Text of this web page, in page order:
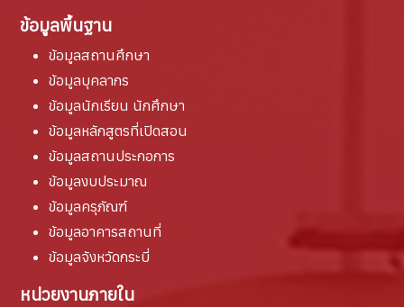
ข้อมูลพื้นฐาน
ข้อมูลสถานศึกษา
ข้อมูลบุคลากร
ข้อมูลนักเรียน นักศึกษา
ข้อมูลหลักสูตรที่เปิดสอน
ข้อมูลสถานประกอการ
ข้อมูลงบประมาณ
ข้อมูลครุภัณฑ์
ข้อมูลอาคารสถานที่
ข้อมูลจังหวัดกระบี่
หน่วยงานภายใน